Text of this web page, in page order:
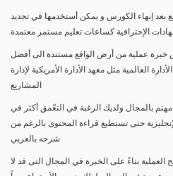
إنهاء الكورس و يمكن أستخدمها في تجديد
الإحترافية كساعات تعليم مستمر معتمدة
عملية من أرض الواقع مستندة الى أفضل
العالمية مثل معهد الأدارة الأمريكية لإدارة
المشاريع
بالمجال ولديك الرغبة في التعّمق أكثر في
حتى تستطيع قراءة المحتوى بالرغم من
شرحه بالعربي
بناءً على الخبرة في المجال التى قد لا